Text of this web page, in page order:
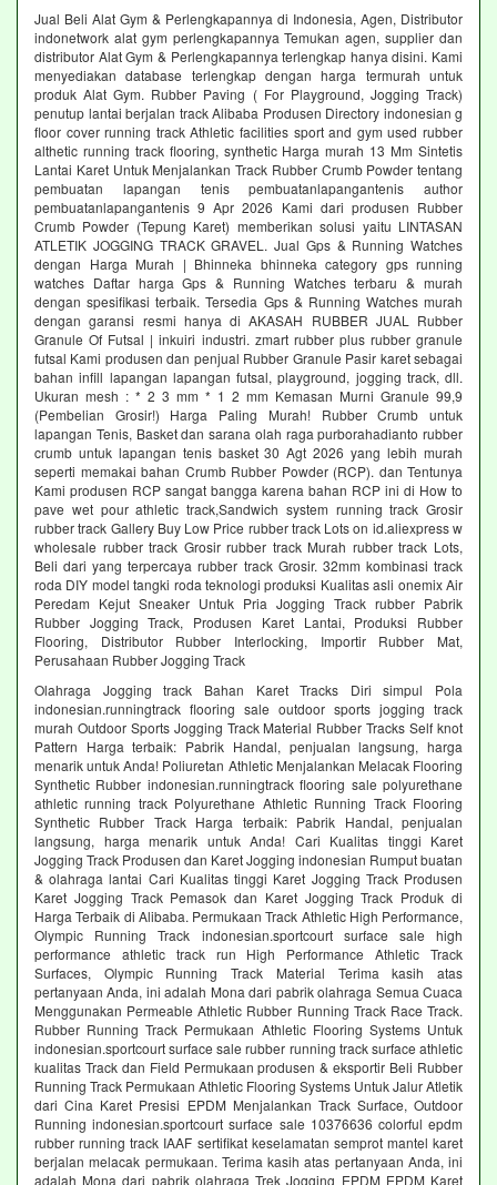
Jual Beli Alat Gym & Perlengkapannya di Indonesia, Agen, Distributor
indonetwork alat gym perlengkapannya Temukan agen, supplier dan
distributor Alat Gym & Perlengkapannya terlengkap hanya disini. Kami
menyediakan database terlengkap dengan harga termurah untuk
produk Alat Gym. Rubber Paving ( For Playground, Jogging Track)
penutup lantai berjalan track Alibaba Produsen Directory indonesian g
floor cover running track Athletic facilities sport and gym used rubber
althetic running track flooring, synthetic Harga murah 13 Mm Sintetis
Lantai Karet Untuk Menjalankan Track Rubber Crumb Powder tentang
pembuatan lapangan tenis pembuatanlapangantenis author
pembuatanlapangantenis 9 Apr 2026 Kami dari produsen Rubber
Crumb Powder (Tepung Karet) memberikan solusi yaitu LINTASAN
ATLETIK JOGGING TRACK GRAVEL. Jual Gps & Running Watches
dengan Harga Murah | Bhinneka bhinneka category gps running
watches Daftar harga Gps & Running Watches terbaru & murah
dengan spesifikasi terbaik. Tersedia Gps & Running Watches murah
dengan garansi resmi hanya di AKASAH RUBBER JUAL Rubber
Granule Of Futsal | inkuiri industri. zmart rubber plus rubber granule
futsal Kami produsen dan penjual Rubber Granule Pasir karet sebagai
bahan infill lapangan lapangan futsal, playground, jogging track, dll.
Ukuran mesh : * 2 3 mm * 1 2 mm Kemasan Murni Granule 99,9
(Pembelian Grosir!) Harga Paling Murah! Rubber Crumb untuk
lapangan Tenis, Basket dan sarana olah raga purborahadianto rubber
crumb untuk lapangan tenis basket 30 Agt 2026 yang lebih murah
seperti memakai bahan Crumb Rubber Powder (RCP). dan Tentunya
Kami produsen RCP sangat bangga karena bahan RCP ini di How to
pave wet pour athletic track,Sandwich system running track Grosir
rubber track Gallery Buy Low Price rubber track Lots on id.aliexpress w
wholesale rubber track Grosir rubber track Murah rubber track Lots,
Beli dari yang terpercaya rubber track Grosir. 32mm kombinasi track
roda DIY model tangki roda teknologi produksi Kualitas asli onemix Air
Peredam Kejut Sneaker Untuk Pria Jogging Track rubber Pabrik
Rubber Jogging Track, Produsen Karet Lantai, Produksi Rubber
Flooring, Distributor Rubber Interlocking, Importir Rubber Mat,
Perusahaan Rubber Jogging Track
Olahraga Jogging track Bahan Karet Tracks Diri simpul Pola
indonesian.runningtrack flooring sale outdoor sports jogging track
murah Outdoor Sports Jogging Track Material Rubber Tracks Self knot
Pattern Harga terbaik: Pabrik Handal, penjualan langsung, harga
menarik untuk Anda! Poliuretan Athletic Menjalankan Melacak Flooring
Synthetic Rubber indonesian.runningtrack flooring sale polyurethane
athletic running track Polyurethane Athletic Running Track Flooring
Synthetic Rubber Track Harga terbaik: Pabrik Handal, penjualan
langsung, harga menarik untuk Anda! Cari Kualitas tinggi Karet
Jogging Track Produsen dan Karet Jogging indonesian Rumput buatan
& olahraga lantai Cari Kualitas tinggi Karet Jogging Track Produsen
Karet Jogging Track Pemasok dan Karet Jogging Track Produk di
Harga Terbaik di Alibaba. Permukaan Track Athletic High Performance,
Olympic Running Track indonesian.sportcourt surface sale high
performance athletic track run High Performance Athletic Track
Surfaces, Olympic Running Track Material Terima kasih atas
pertanyaan Anda, ini adalah Mona dari pabrik olahraga Semua Cuaca
Menggunakan Permeable Athletic Rubber Running Track Race Track.
Rubber Running Track Permukaan Athletic Flooring Systems Untuk
indonesian.sportcourt surface sale rubber running track surface athletic
kualitas Track dan Field Permukaan produsen & eksportir Beli Rubber
Running Track Permukaan Athletic Flooring Systems Untuk Jalur Atletik
dari Cina Karet Presisi EPDM Menjalankan Track Surface, Outdoor
Running indonesian.sportcourt surface sale 10376636 colorful epdm
rubber running track IAAF sertifikat keselamatan semprot mantel karet
berjalan melacak permukaan. Terima kasih atas pertanyaan Anda, ini
adalah Mona dari pabrik olahraga Trek Jogging EPDM EPDM Karet